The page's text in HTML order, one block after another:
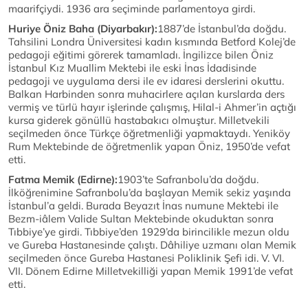
maarifçiydi. 1936 ara seçiminde parlamentoya girdi.
Huriye Öniz Baha (Diyarbakır):1887’de İstanbul’da doğdu.
Tahsilini Londra Üniversitesi kadın kısmında Betford Kolej’de
pedagoji eğitimi görerek tamamladı. İngilizce bilen Öniz
İstanbul Kız Muallim Mektebi ile eski İnas İdadisinde
pedagoji ve uygulama dersi ile ev idaresi derslerini okuttu.
Balkan Harbinden sonra muhacirlere açılan kurslarda ders
vermiş ve türlü hayır işlerinde çalışmış, Hilal-i Ahmer’in açtığı
kursa giderek gönüllü hastabakıcı olmuştur. Milletvekili
seçilmeden önce Türkçe öğretmenliği yapmaktaydı. Yeniköy
Rum Mektebinde de öğretmenlik yapan Öniz, 1950’de vefat
etti.
Fatma Memik (Edirne):1903’te Safranbolu’da doğdu.
İlköğrenimine Safranbolu’da başlayan Memik sekiz yaşında
İstanbul’a geldi. Burada Beyazıt İnas numune Mektebi ile
Bezm-iâlem Valide Sultan Mektebinde okuduktan sonra
Tıbbiye’ye girdi. Tıbbiye’den 1929’da birincilikle mezun oldu
ve Gureba Hastanesinde çalıştı. Dâhiliye uzmanı olan Memik
seçilmeden önce Gureba Hastanesi Poliklinik Şefi idi. V. VI.
VII. Dönem Edirne Milletvekilliği yapan Memik 1991’de vefat
etti.